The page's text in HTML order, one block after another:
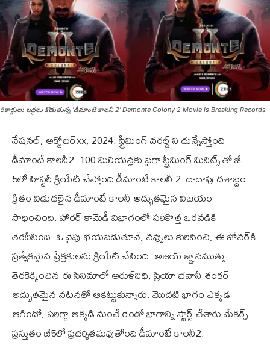
రికార్డులు బద్ధలు కొడుతున్న 'డీమాంటే కాలనీ 2' Demonte Colony 2 Movie Is Breaking Records
నేషనల్‌, అక్టోబర్‌xx, 2024: స్ట్రీమింగ్ వరల్డ్ ని దున్నేస్తోంది
డీమాంటే కాలనీ2. 100 మిలియన్లకు పైగా స్ట్రీమింగ్‌ మినిట్స్ తో జీ
5లో హిస్టరీ క్రియేట్‌ చేస్తోంది డీమాంటే కాలనీ 2. దాదాపు దశాబ్దం
క్రితం విడుదలైన డీమాంటే కాలనీ అద్భుతమైన విజయం
సాధించింది. హారర్‌ కామెడీ విభాగంలో సరికొత్త ఒరవడికి
తెరదీసింది. ఓ వైపు భయపెడుతూనే, నవ్వులు కురిపించి, ఈ జోనర్‌కి
ప్రత్యేకమైన ప్రేక్షకులను క్రియేట్‌ చేసింది. అజయ్‌ జ్ఞానముత్తు
తెరకెక్కించిన ఈ సినిమాలో అరుళ్‌నిధి, ప్రియా భవానీ శంకర్‌
అద్భుతమైన నటనతో ఆకట్టుకున్నారు. మొదటి భాగం ఎక్కడ
ఆగిందో, సరిగ్గా అక్కడి నుంచే రెండో భాగాన్ని స్టార్ట్ చేశారు మేకర్స్.
ప్రస్తుతం జీ5లో ప్రదర్శితమవుతోంది డీమాంటే కాలనీ2.